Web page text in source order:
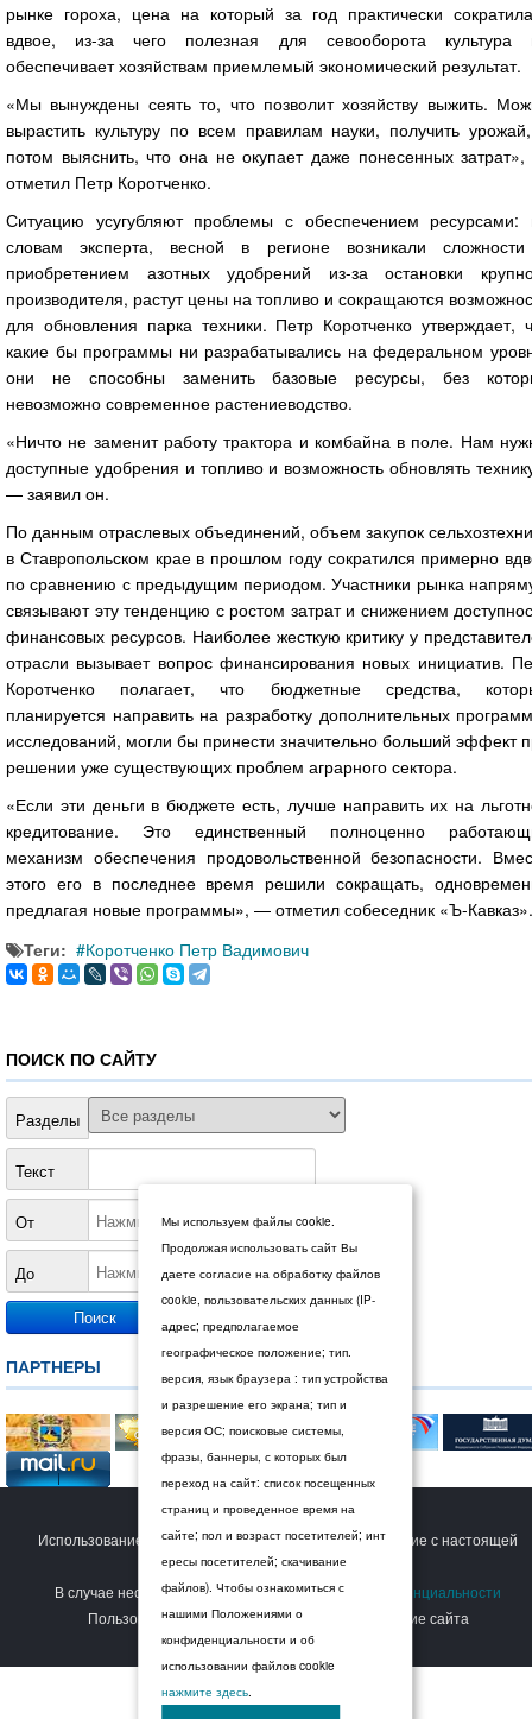
рынке гороха, цена на который за год практически
вдвое, из-за чего полезная для севооборота культура
обеспечивает хозяйствам приемлемый экономический результат.
«Мы вынуждены сеять то, что позволит хозяйству выжить.
вырастить культуру по всем правилам науки, получить
потом выяснить, что она не окупает даже понесенных
отметил Петр Коротченко.
Ситуацию усугубляют проблемы с обеспечением ресурсами:
словам эксперта, весной в регионе возникали
приобретением азотных удобрений из-за остановки
производителя, растут цены на топливо и сокращаются
для обновления парка техники. Петр Коротченко утверждает,
какие бы программы ни разрабатывались на федеральном
они не способны заменить базовые ресурсы, без
невозможно современное растениеводство.
«Ничто не заменит работу трактора и комбайна в поле. Нам
доступные удобрения и топливо и возможность обновлять
— заявил он.
По данным отраслевых объединений, объем закупок
в Ставропольском крае в прошлом году сократился примерно
по сравнению с предыдущим периодом. Участники рынка
связывают эту тенденцию с ростом затрат и снижением
финансовых ресурсов. Наиболее жесткую критику у
отрасли вызывает вопрос финансирования новых инициатив.
Коротченко полагает, что бюджетные средства,
планируется направить на разработку дополнительных
исследований, могли бы принести значительно больший эффект
решении уже существующих проблем аграрного сектора.
«Если эти деньги в бюджете есть, лучше направить их на
кредитование. Это единственный полноценно
механизм обеспечения продовольственной безопасности.
этого его в последнее время решили сокращать,
предлагая новые программы», — отметил собеседник «Ъ-Кавказ».
Теги:
Коротченко Петр Вадимович
ПОИСК ПО САЙТУ
Разделы
Текст
От
До
ПАРТНЕРЫ
© 2026 Дума Ставропольского края.
Использование сайта Пользователем означает согласие с настоящей
Политикой конфиденциальности
В случае несогласия с условиямиПолитики конфиденциальности
Пользователь должен прекратить использование сайта
Мы используем файлы cookie.
Продолжая использовать сайт Вы
даете согласие на обработку файлов
cookie, пользовательских данных (IP-
адрес; предполагаемое
географическое положение; тип.
версия, язык браузера : тип устройства
и разрешение его экрана; тип и
версия ОС; поисковые системы,
фразы, баннеры, с которых был
переход на сайт: список посещенных
страниц и проведенное время на
сайте; пол и возраст посетителей; инт
ересы посетителей; скачивание
файлов). Чтобы ознакомиться с
нашими Положениями о
конфиденциальности и об
использовании файлов cookie
нажмите здесь.